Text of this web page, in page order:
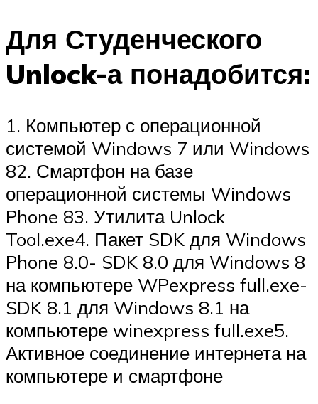
Для Студенческого
Unlock-а понадобится:
1. Компьютер с операционной
системой Windows 7 или Windows
82. Смартфон на базе
операционной системы Windows
Phone 83. Утилита Unlock
Tool.exe4. Пакет SDK для Windows
Phone 8.0- SDK 8.0 для Windows 8
на компьютере WPexpress full.exe-
SDK 8.1 для Windows 8.1 на
компьютере winexpress full.exe5.
Активное соединение интернета на
компьютере и смартфоне